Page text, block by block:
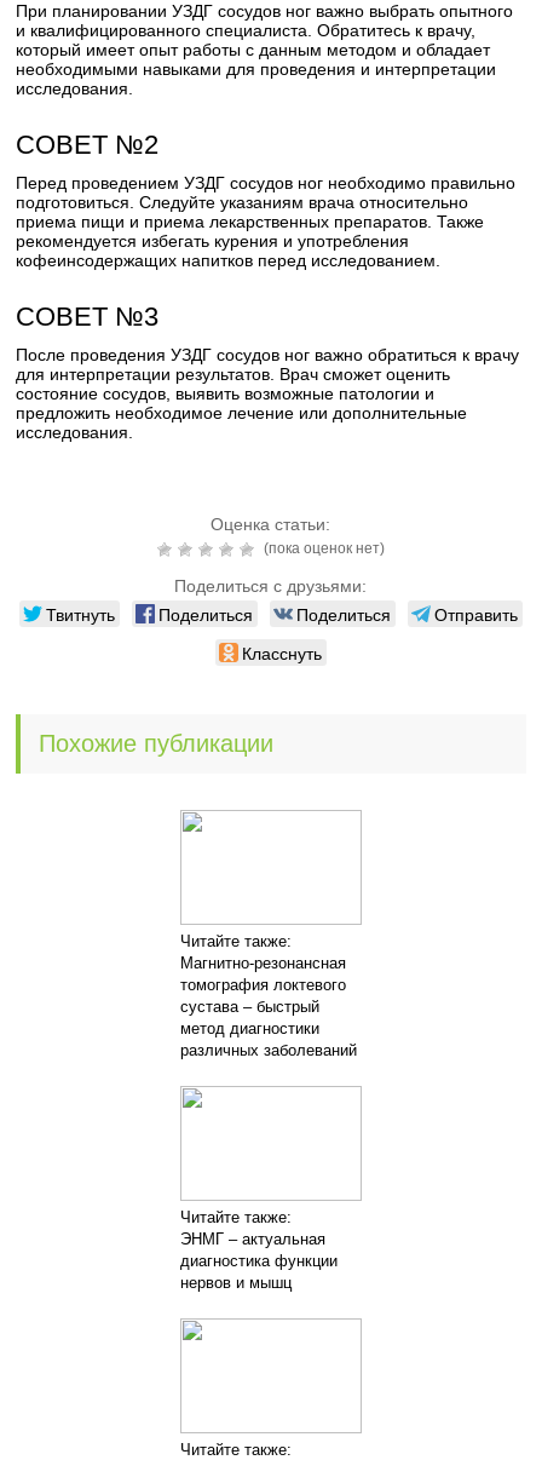
При планировании УЗДГ сосудов ног важно выбрать опытного
и квалифицированного специалиста. Обратитесь к врачу,
который имеет опыт работы с данным методом и обладает
необходимыми навыками для проведения и интерпретации
исследования.
СОВЕТ №2
Перед проведением УЗДГ сосудов ног необходимо правильно
подготовиться. Следуйте указаниям врача относительно
приема пищи и приема лекарственных препаратов. Также
рекомендуется избегать курения и употребления
кофеинсодержащих напитков перед исследованием.
СОВЕТ №3
После проведения УЗДГ сосудов ног важно обратиться к врачу
для интерпретации результатов. Врач сможет оценить
состояние сосудов, выявить возможные патологии и
предложить необходимое лечение или дополнительные
исследования.
Оценка статьи:
(пока оценок нет)
Поделиться с друзьями:
Твитнуть Поделиться Поделиться
Отправить
Класснуть
Похожие публикации
Читайте также:
Магнитно-резонансная
томография локтевого
сустава – быстрый
метод диагностики
различных заболеваний
Читайте также:
ЭНМГ – актуальная
диагностика функции
нервов и мышц
Читайте также: